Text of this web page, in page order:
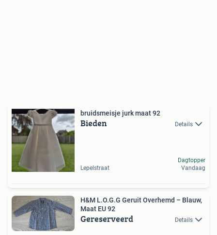
bruidsmeisje jurk maat 92
Bieden Details
Lepelstraat
Dagtopper
Vandaag
H&M L.O.G.G Geruit Overhemd – Blauw,
Maat EU 92
Gereserveerd Details